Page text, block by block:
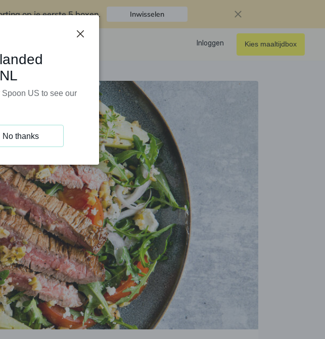
op je eerste 5 boxen. Inwisselen
Inloggen Kies maaltijdbox
US to see our
No thanks